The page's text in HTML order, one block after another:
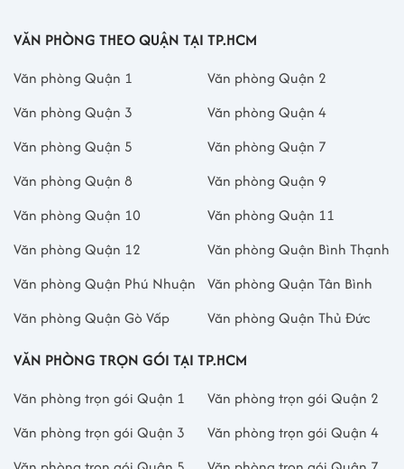
VĂN PHÒNG THEO QUẬN TẠI TP.HCM
Văn phòng Quận 1
Văn phòng Quận 2
Văn phòng Quận 3
Văn phòng Quận 4
Văn phòng Quận 5
Văn phòng Quận 7
Văn phòng Quận 8
Văn phòng Quận 9
Văn phòng Quận 10
Văn phòng Quận 11
Văn phòng Quận 12
Văn phòng Quận Bình Thạnh
Văn phòng Quận Phú Nhuận
Văn phòng Quận Tân Bình
Văn phòng Quận Gò Vấp
Văn phòng Quận Thủ Đức
VĂN PHÒNG TRỌN GÓI TẠI TP.HCM
Văn phòng trọn gói Quận 1
Văn phòng trọn gói Quận 2
Văn phòng trọn gói Quận 3
Văn phòng trọn gói Quận 4